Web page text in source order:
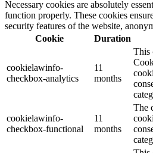
Necessary cookies are absolutely
function properly. These cookies
security features of the website,
Cookie
Duration
cookielawinfo-
checkbox-analytics
11
months
This
cookielawinfo-
checkbox-functional
11
months
The